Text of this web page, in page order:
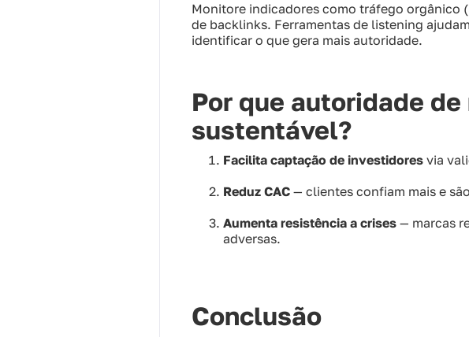
Monitore indicadores como tráfego orgânico
de backlinks. Ferramentas de listening
identificar o que gera mais autoridade.
Por que autoridade
sustentável?
Facilita captação de investidores via
Reduz CAC — clientes confiam mais e
Aumenta resistência a crises — marcas
adversas.
Conclusão